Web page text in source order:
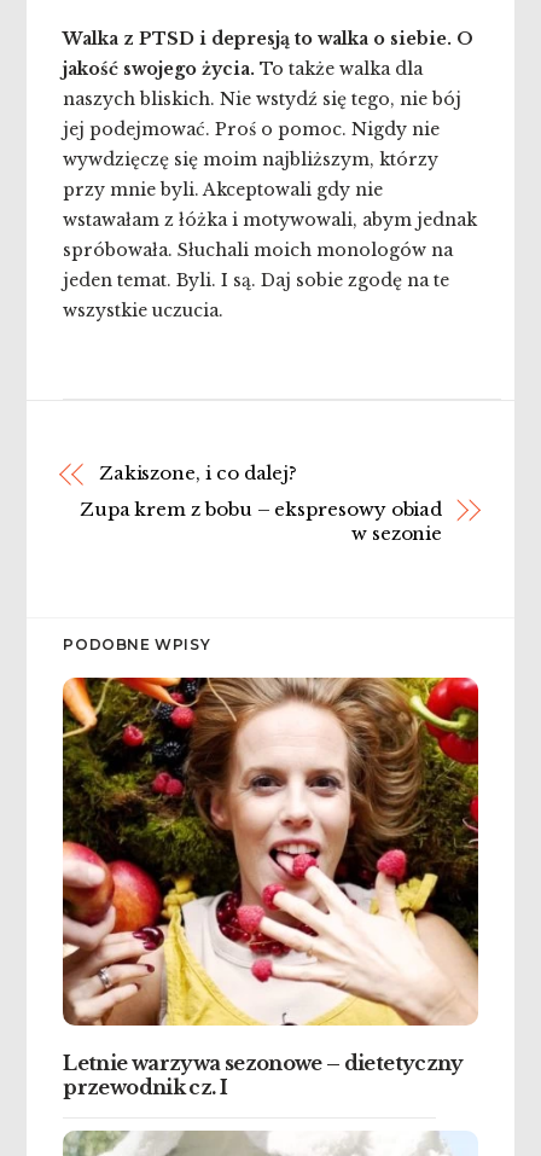
Walka z PTSD i depresją to walka o siebie. O
jakość swojego życia. To także walka dla
naszych bliskich. Nie wstydź się tego, nie bój
jej podejmować. Proś o pomoc. Nigdy nie
wywdzięczę się moim najbliższym, którzy
przy mnie byli. Akceptowali gdy nie
wstawałam z łóżka i motywowali, abym jednak
spróbowała. Słuchali moich monologów na
jeden temat. Byli. I są. Daj sobie zgodę na te
wszystkie uczucia.
Zakiszone, i co dalej?
Zupa krem z bobu – ekspresowy obiad
w sezonie
PODOBNE WPISY
Letnie warzywa sezonowe – dietetyczny
przewodnik cz. I